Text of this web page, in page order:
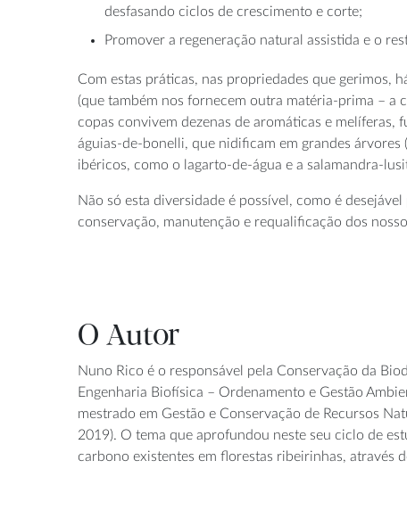
desfasando ciclos de crescimento e corte;
Promover a regeneração natural assistida e o
Com estas práticas, nas propriedades que gerimos,
(que também nos fornecem outra matéria-prima – a
copas convivem dezenas de aromáticas e melíferas,
águias-de-bonelli, que nidificam em grandes árvores
ibéricos, como o lagarto-de-água e a salamandra-
Não só esta diversidade é possível, como é
conservação, manutenção e requalificação dos
O Autor
Nuno Rico é o responsável pela Conservação da
Engenharia Biofísica – Ordenamento e Gestão
mestrado em Gestão e Conservação de Recursos
2019). O tema que aprofundou neste seu ciclo de
carbono existentes em florestas ribeirinhas, através